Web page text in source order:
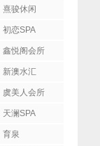
熹骏休闲
初恋SPA
鑫悦阁会所
新澳水汇
虞美人会所
天澜SPA
育泉